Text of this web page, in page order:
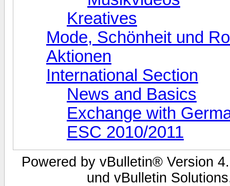
Kreatives
Mode, Schönheit und
Aktionen
International Section
News and Basics
Exchange with
ESC 2010/2011
Powered by vBulletin® Version
und vBulletin